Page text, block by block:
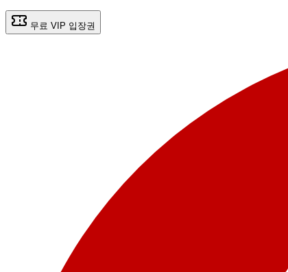
무료 VIP 입장권